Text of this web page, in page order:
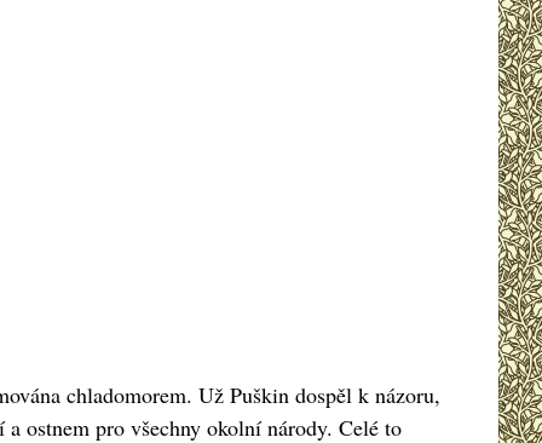
chladomorem. Už Puškin dospěl k názoru,
ostnem pro všechny okolní národy. Celé to